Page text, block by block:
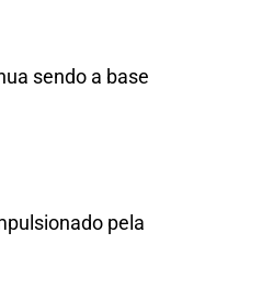
sendo a base
pela